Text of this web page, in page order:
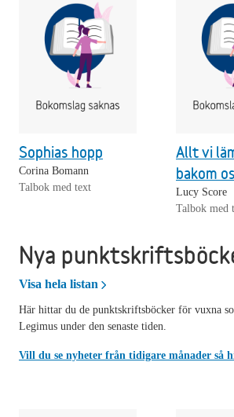
Sophias hopp
Corina Bomann
Talbok med text
Allt vi
bakom
Lucy Score
Talbok med
Nya
Visa hela listan Nya punktskriftsböcker
Här hittar du de punktskriftsböcker för vuxna
Legimus under den senaste tiden.
Vill du se nyheter från tidigare månader så